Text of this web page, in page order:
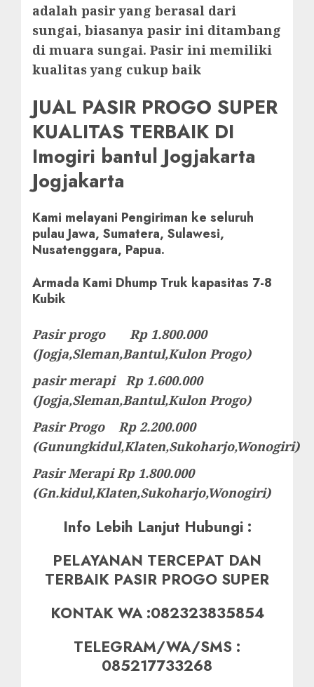
adalah pasir yang berasal dari
sungai, biasanya pasir ini ditambang
di muara sungai. Pasir ini memiliki
kualitas yang cukup baik
JUAL PASIR PROGO SUPER
KUALITAS TERBAIK DI
Imogiri bantul Jogjakarta
Jogjakarta
Kami melayani Pengiriman ke seluruh
pulau Jawa, Sumatera, Sulawesi,
Nusatenggara, Papua.
Armada Kami Dhump Truk kapasitas 7-8
Kubik
Pasir progo Rp 1.800.000
(Jogja,Sleman,Bantul,Kulon Progo)
pasir merapi Rp 1.600.000
(Jogja,Sleman,Bantul,Kulon Progo)
Pasir Progo Rp 2.200.000
(Gunungkidul,Klaten,Sukoharjo,Wonogiri)
Pasir Merapi Rp 1.800.000
(Gn.kidul,Klaten,Sukoharjo,Wonogiri)
Info Lebih Lanjut Hubungi :
PELAYANAN TERCEPAT DAN
TERBAIK PASIR PROGO SUPER
KONTAK WA :082323835854
TELEGRAM/WA/SMS :
085217733268